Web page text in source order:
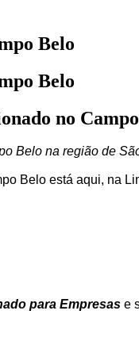
Belo
Belo
no
Belo na região de
Belo está aqui, na
para Empresas e